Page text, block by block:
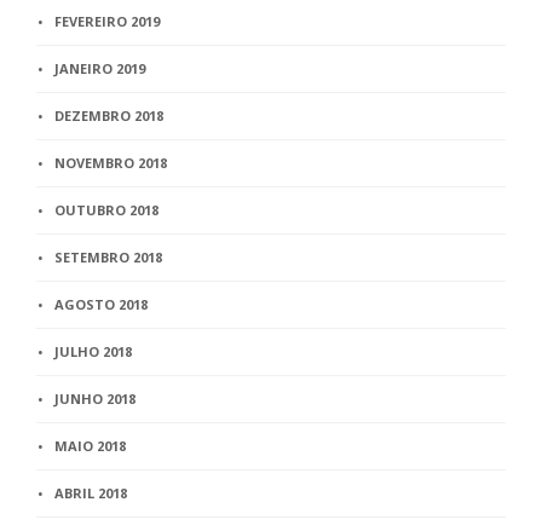
FEVEREIRO 2019
JANEIRO 2019
DEZEMBRO 2018
NOVEMBRO 2018
OUTUBRO 2018
SETEMBRO 2018
AGOSTO 2018
JULHO 2018
JUNHO 2018
MAIO 2018
ABRIL 2018